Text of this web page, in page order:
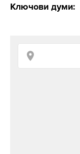
Ключови думи: